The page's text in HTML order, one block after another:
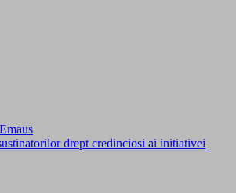
drept credinciosi ai initiativei